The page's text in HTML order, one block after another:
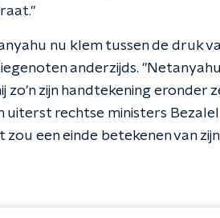
nu klem tussen de druk
anderzijds.
zo'n zijn handtekening eronder
uiterst rechtse ministers
een einde betekenen van